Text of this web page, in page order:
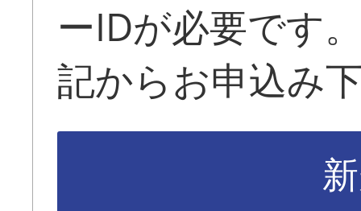
ーIDが必要です
記からお申込み